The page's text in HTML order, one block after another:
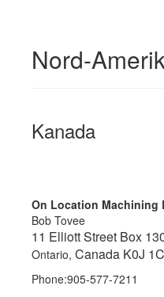
Nord-
Kanada
On Location Machining
Bob Tovee
11 Elliott Street Box
Ontario, Canada K0J
Phone:905-577-7211